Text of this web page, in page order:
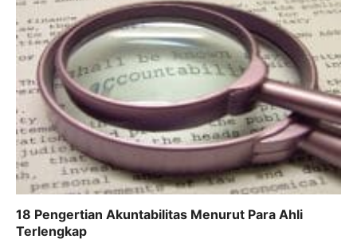
18 Pengertian Akuntabilitas Menurut Para Ahli
Terlengkap